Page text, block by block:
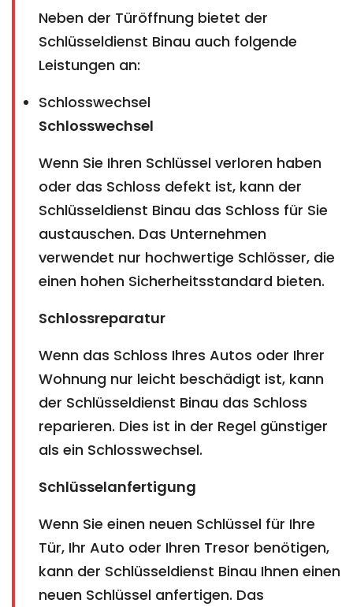
Neben der Türöffnung bietet der
Schlüsseldienst Binau auch folgende
Leistungen an:
Schlosswechsel
Schlosswechsel
Wenn Sie Ihren Schlüssel verloren haben
oder das Schloss defekt ist, kann der
Schlüsseldienst Binau das Schloss für Sie
austauschen. Das Unternehmen
verwendet nur hochwertige Schlösser, die
einen hohen Sicherheitsstandard bieten.
Schlossreparatur
Wenn das Schloss Ihres Autos oder Ihrer
Wohnung nur leicht beschädigt ist, kann
der Schlüsseldienst Binau das Schloss
reparieren. Dies ist in der Regel günstiger
als ein Schlosswechsel.
Schlüsselanfertigung
Wenn Sie einen neuen Schlüssel für Ihre
Tür, Ihr Auto oder Ihren Tresor benötigen,
kann der Schlüsseldienst Binau Ihnen einen
neuen Schlüssel anfertigen. Das